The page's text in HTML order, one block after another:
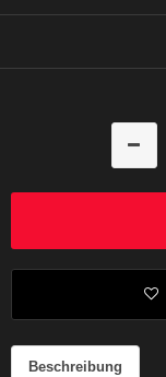
Beschreibung